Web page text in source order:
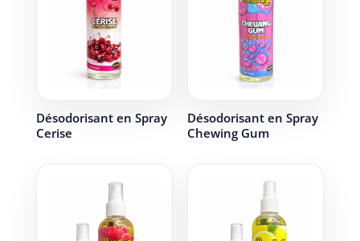
Désodorisant en Spray
Cerise
Désodorisant en Spray
Chewing Gum